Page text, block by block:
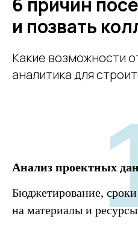
и позвать
Какие возможности
аналитика для
Анализ проектных
Бюджетирование,
на материалы и